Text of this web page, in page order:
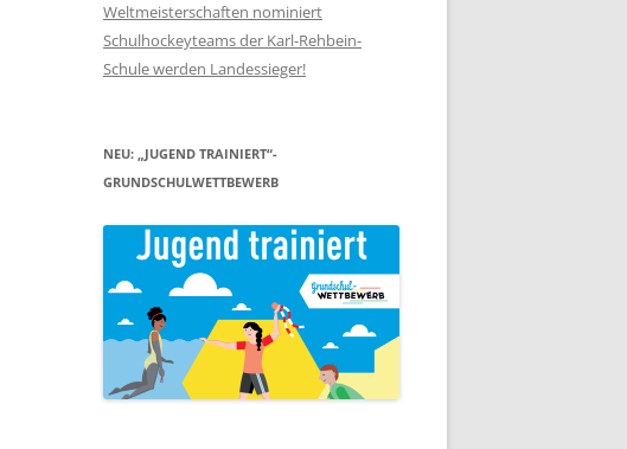
Weltmeisterschaften nominiert
Schulhockeyteams der Karl-Rehbein-
Schule werden Landessieger!
NEU: „JUGEND TRAINIERT“-
GRUNDSCHULWETTBEWERB